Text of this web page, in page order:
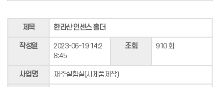
제목 한라산 인센스 홀더
작성일
2023-06-19 14:2
8:45
조회 910 회
사업명 재주실험실(시제품제작)